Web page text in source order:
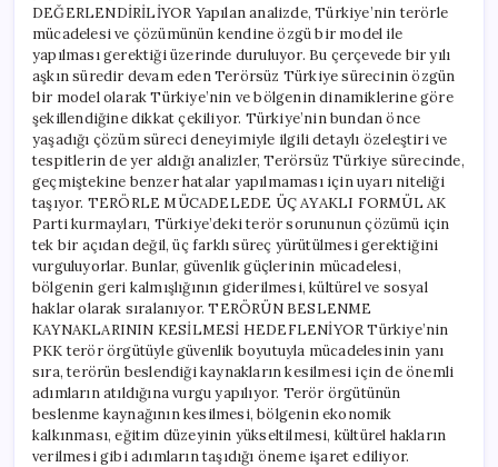
DEĞERLENDİRİLİYOR Yapılan analizde, Türkiye’nin terörle
mücadelesi ve çözümünün kendine özgü bir model ile
yapılması gerektiği üzerinde duruluyor. Bu çerçevede bir yılı
aşkın süredir devam eden Terörsüz Türkiye sürecinin özgün
bir model olarak Türkiye’nin ve bölgenin dinamiklerine göre
şekillendiğine dikkat çekiliyor. Türkiye’nin bundan önce
yaşadığı çözüm süreci deneyimiyle ilgili detaylı özeleştiri ve
tespitlerin de yer aldığı analizler, Terörsüz Türkiye sürecinde,
geçmiştekine benzer hatalar yapılmaması için uyarı niteliği
taşıyor. TERÖRLE MÜCADELEDE ÜÇ AYAKLI FORMÜL AK
Parti kurmayları, Türkiye’deki terör sorununun çözümü için
tek bir açıdan değil, üç farklı süreç yürütülmesi gerektiğini
vurguluyorlar. Bunlar, güvenlik güçlerinin mücadelesi,
bölgenin geri kalmışlığının giderilmesi, kültürel ve sosyal
haklar olarak sıralanıyor. TERÖRÜN BESLENME
KAYNAKLARININ KESİLMESİ HEDEFLENİYOR Türkiye’nin
PKK terör örgütüyle güvenlik boyutuyla mücadelesinin yanı
sıra, terörün beslendiği kaynakların kesilmesi için de önemli
adımların atıldığına vurgu yapılıyor. Terör örgütünün
beslenme kaynağının kesilmesi, bölgenin ekonomik
kalkınması, eğitim düzeyinin yükseltilmesi, kültürel hakların
verilmesi gibi adımların taşıdığı öneme işaret ediliyor.